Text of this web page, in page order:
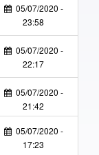
05/07/2020 -
23:58
05/07/2020 -
22:17
05/07/2020 -
21:42
05/07/2020 -
17:23